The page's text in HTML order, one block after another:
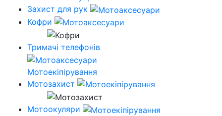
Захист для рук
Кофри
Тримачі телефонів
Мотоекіпірування
Мотозахист
Мотоокуляри